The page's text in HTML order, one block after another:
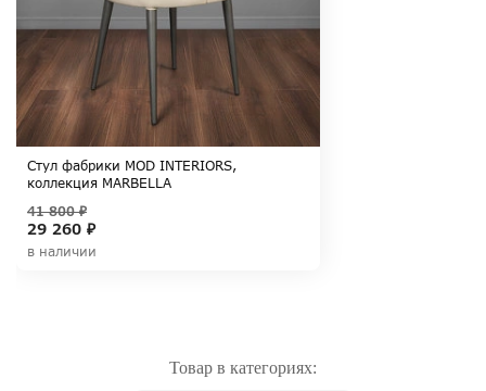
Стул фабрики MOD INTERIORS,
коллекция MARBELLA
29 260 ₽
41 800 ₽
в наличии
Товар в категориях: